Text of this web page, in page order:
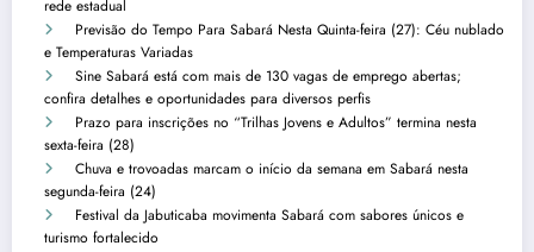
rede estadual
Previsão do Tempo Para Sabará Nesta Quinta-feira (27): Céu nublado
e Temperaturas Variadas
Sine Sabará está com mais de 130 vagas de emprego abertas;
confira detalhes e oportunidades para diversos perfis
Prazo para inscrições no “Trilhas Jovens e Adultos” termina nesta
sexta-feira (28)
Chuva e trovoadas marcam o início da semana em Sabará nesta
segunda-feira (24)
Festival da Jabuticaba movimenta Sabará com sabores únicos e
turismo fortalecido